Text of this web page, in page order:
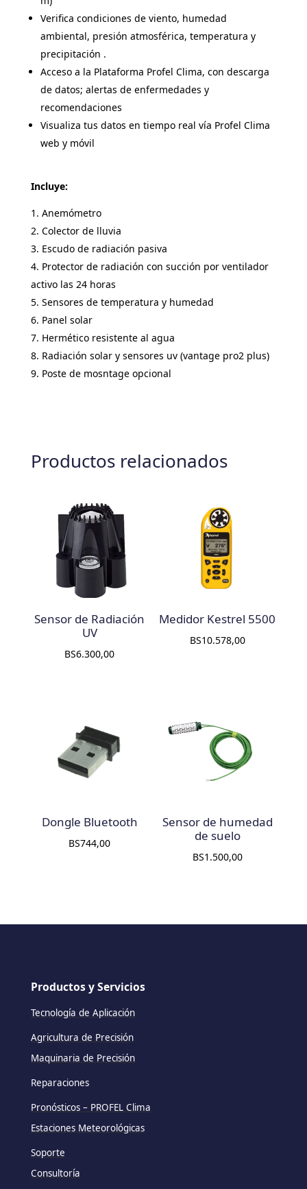
Verifica condiciones de viento, humedad
ambiental, presión atmosférica, temperatura y
precipitación .
Acceso a la Plataforma Profel Clima, con descarga
de datos; alertas de enfermedades y
recomendaciones
Visualiza tus datos en tiempo real vía Profel Clima
web y móvil
Incluye:
Anemómetro
Colector de lluvia
Escudo de radiación pasiva
Protector de radiación con succión por ventilador
activo las 24 horas
Sensores de temperatura y humedad
Panel solar
Hermético resistente al agua
Radiación solar y sensores uv (vantage pro2 plus)
Poste de mosntage opcional
Productos relacionados
Sensor de Radiación
UV
BS6.300,00
Medidor Kestrel 5500
BS10.578,00
Dongle Bluetooth
BS744,00
Sensor de humedad
de suelo
BS1.500,00
Productos y Servicios
Tecnología de Aplicación
Agricultura de Precisión
Maquinaria de Precisión
Reparaciones
Pronósticos – PROFEL Clima
Estaciones Meteorológicas
Soporte
Consultoría